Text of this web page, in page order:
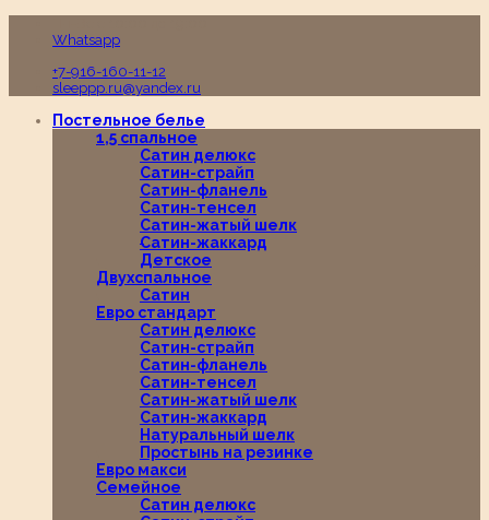
Whatsapp
+7-916-160-11-12
sleeppp.ru@yandex.ru
Постельное белье
1,5 спальное
Сатин делюкс
Сатин-страйп
Сатин-фланель
Сатин-тенсел
Сатин-жатый шелк
Сатин-жаккард
Детское
Двухспальное
Сатин
Евро стандарт
Сатин делюкс
Сатин-страйп
Сатин-фланель
Сатин-тенсел
Сатин-жатый шелк
Сатин-жаккард
Натуральный шелк
Простынь на резинке
Евро макси
Семейное
Сатин делюкс